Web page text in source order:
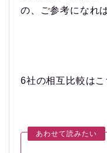
の、ご参考になれ
6社の相互比較は